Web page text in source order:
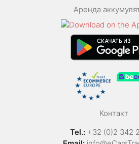
Аренда
Контакт
Tel.: +32 (0)2 342